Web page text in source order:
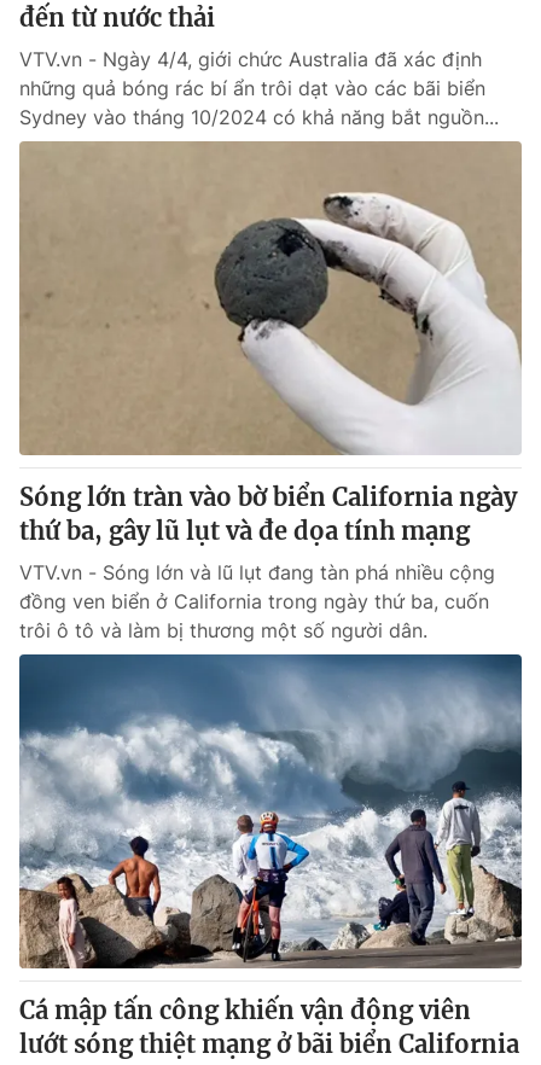
Hậu trường
Nhân vật
Giải trí
Điện ảnh
Đời sống
Chất lượng cuộc sống
Học trực tuyến
Hitech Công nghệ tương lai
Tư vấn
Giao lưu trực tuyến
Chuyên mục khác
Emagazine Podcast
Photo Infographic
Shorts video
VTV Money VTV Thể thao
VTV Sức khoẻ Bất động sản
Thị trường 24h Tấm lòng Việt
VTV4 Vươn mình bằng AI
VTV9 VTV8
đến từ nước thải
VTV.vn - Ngày 4/4, giới chức Australia đã xác định
những quả bóng rác bí ẩn trôi dạt vào các bãi biển
Sydney vào tháng 10/2024 có khả năng bắt nguồn...
Sóng lớn tràn vào bờ biển California ngày
thứ ba, gây lũ lụt và đe dọa tính mạng
VTV.vn - Sóng lớn và lũ lụt đang tàn phá nhiều cộng
đồng ven biển ở California trong ngày thứ ba, cuốn
trôi ô tô và làm bị thương một số người dân.
Cá mập tấn công khiến vận động viên
lướt sóng thiệt mạng ở bãi biển California